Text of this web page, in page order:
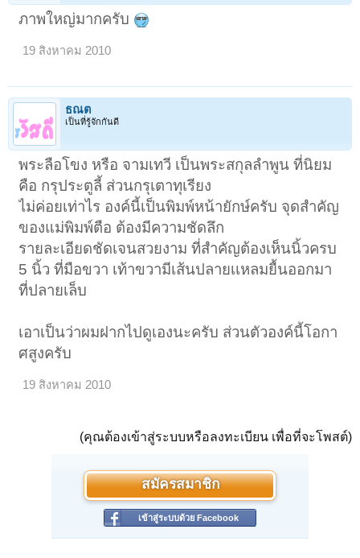
ภาพใหญ่มากครับ
19 สิงหาคม 2010
ธณต
เป็นที่รู้จักกันดี
พระลือโขง หรือ จามเทวี เป็นพระสกุลลำพูน ที่นิยม
คือ กรุประตูลี้ ส่วนกรุเตาทุเรียง
ไม่ค่อยเท่าไร องค์นี้เป็นพิมพ์หน้ายักษ์ครับ จุดสำคัญ
ของแม่พิมพ์ตือ ต้องมีความชัดลึก
รายละเอียดชัดเจนสวยงาม ที่สำคัญต้องเห็นนิ้วครบ
5 นิ้ว ที่มือขวา เท้าขวามีเส้นปลายเเหลมยื้นออกมา
ที่ปลายเล็บ
เอาเป็นว่าผมฝากไปดูเองนะครับ ส่วนตัวองค์นี้โอกา
ศสูงครับ
19 สิงหาคม 2010
(คุณต้องเข้าสู่ระบบหรือลงทะเบียน เพื่อที่จะโพสต์)
สมัครสมาชิก
เข้าสู่ระบบด้วย Facebook